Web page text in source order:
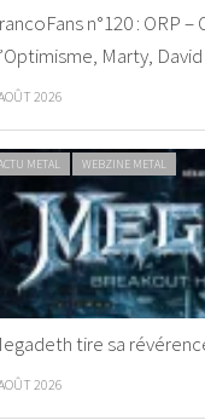
n°120 : ORP –
Marty,
2026
METAL WEBZINE METAL
tire sa
2026